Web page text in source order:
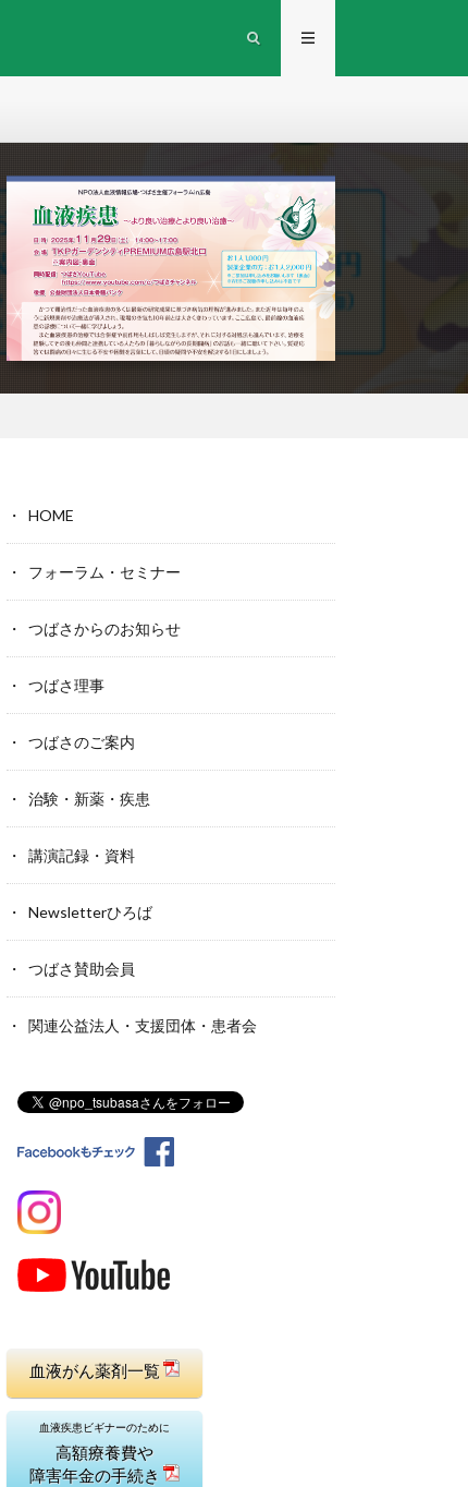
HOME
フォーラム・セミナー
つばさからのお知らせ
つばさ理事
つばさのご案内
治験・新薬・疾患
講演記録・資料
Newsletterひろば
つばさ賛助会員
関連公益法人・支援団体・患者会
血液がん薬剤一覧
血液疾患ビギナーのために
高額療養費や
障害年金の手続き